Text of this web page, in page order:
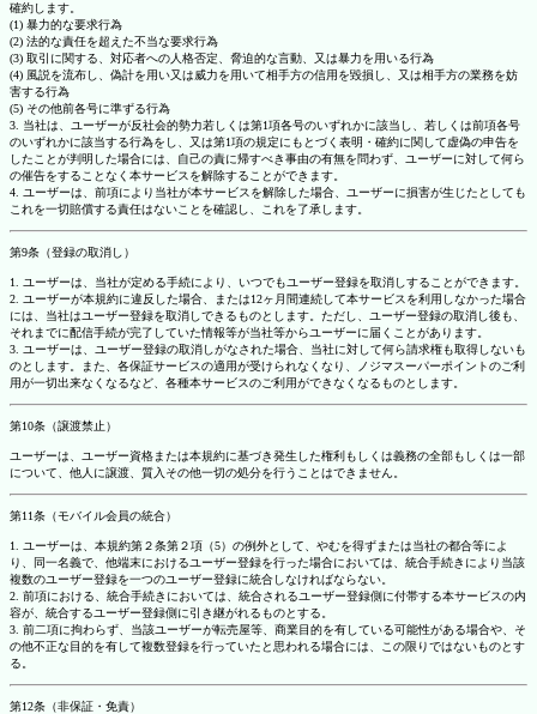
確約します。
(1) 暴力的な要求行為
(2) 法的な責任を超えた不当な要求行為
(3) 取引に関する、対応者への人格否定、脅迫的な言動、又は暴力を用いる行為
(4) 風説を流布し、偽計を用い又は威力を用いて相手方の信用を毀損し、又は相手方の業務を妨
害する行為
(5) その他前各号に準ずる行為
3. 当社は、ユーザーが反社会的勢力若しくは第1項各号のいずれかに該当し、若しくは前項各号
のいずれかに該当する行為をし、又は第1項の規定にもとづく表明・確約に関して虚偽の申告を
したことが判明した場合には、自己の責に帰すべき事由の有無を問わず、ユーザーに対して何ら
の催告をすることなく本サービスを解除することができます。
4. ユーザーは、前項により当社が本サービスを解除した場合、ユーザーに損害が生じたとしても
これを一切賠償する責任はないことを確認し、これを了承します。
第9条（登録の取消し）
1. ユーザーは、当社が定める手続により、いつでもユーザー登録を取消しすることができます。
2. ユーザーが本規約に違反した場合、または12ヶ月間連続して本サービスを利用しなかった場合
には、当社はユーザー登録を取消しできるものとします。ただし、ユーザー登録の取消し後も、
それまでに配信手続が完了していた情報等が当社等からユーザーに届くことがあります。
3. ユーザーは、ユーザー登録の取消しがなされた場合、当社に対して何ら請求権も取得しないも
のとします。また、各保証サービスの適用が受けられなくなり、ノジマスーパーポイントのご利
用が一切出来なくなるなど、各種本サービスのご利用ができなくなるものとします。
第10条（譲渡禁止）
ユーザーは、ユーザー資格または本規約に基づき発生した権利もしくは義務の全部もしくは一部
について、他人に譲渡、質入その他一切の処分を行うことはできません。
第11条（モバイル会員の統合）
1. ユーザーは、本規約第２条第２項（5）の例外として、やむを得ずまたは当社の都合等によ
り、同一名義で、他端末におけるユーザー登録を行った場合においては、統合手続きにより当該
複数のユーザー登録を一つのユーザー登録に統合しなければならない。
2. 前項における、統合手続きにおいては、統合されるユーザー登録側に付帯する本サービスの内
容が、統合するユーザー登録側に引き継がれるものとする。
3. 前二項に拘わらず、当該ユーザーが転売屋等、商業目的を有している可能性がある場合や、そ
の他不正な目的を有して複数登録を行っていたと思われる場合には、この限りではないものとす
る。
第12条（非保証・免責）